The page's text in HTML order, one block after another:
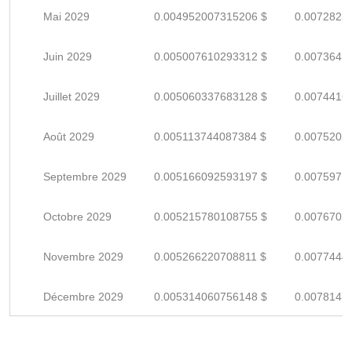
Mai 2029 0.004952007315206 $
Juin 2029 0.005007610293312 $
Juillet 2029 0.005060337683128 $
Août 2029 0.005113744087384 $
Septembre 2029 0.005166092593197 $
Octobre 2029 0.005215780108755 $
Novembre 2029 0.005266220708811 $
Décembre 2029 0.005314060756148 $